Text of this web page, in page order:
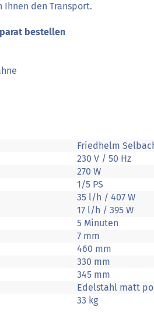
Ihnen den Transport.
bestellen
Friedhelm
230 V / 50 Hz
270 W
1/5 PS
35 l/h / 407 W
17 l/h / 395 W
5 Minuten
7 mm
460 mm
330 mm
345 mm
Edelstahl matt
33 kg